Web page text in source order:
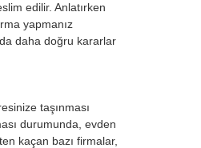
edilir. Anlatırken
yapmanız
daha doğru kararlar
taşınması
durumunda, evden
kaçan bazı firmalar,